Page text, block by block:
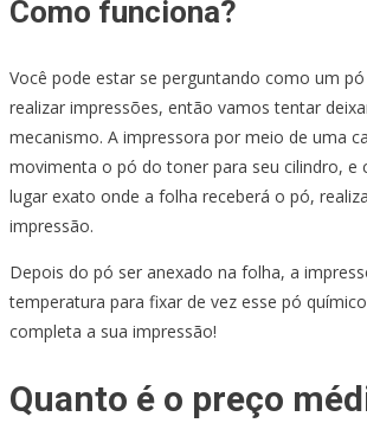
Como funciona?
Você pode estar se perguntando como um
realizar impressões, então vamos tentar
mecanismo. A impressora por meio de uma
movimenta o pó do toner para seu cilindro, e
lugar exato onde a folha receberá o pó,
impressão.
Depois do pó ser anexado na folha, a
temperatura para fixar de vez esse pó
completa a sua impressão!
Quanto é o preço